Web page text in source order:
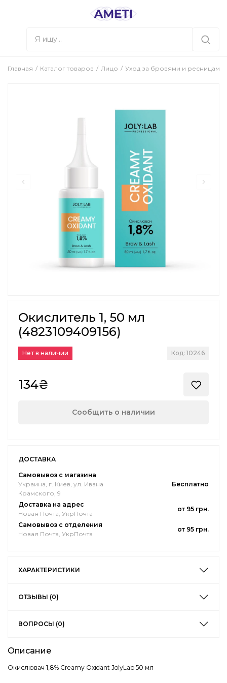
Главная Каталог товаров Лицо Уход за бровями и ресницами
Окислитель 1, 50 мл
(4823109409156)
Нет в наличии Код: 10246
134₴
Сообщить о наличии
ДОСТАВКА
Самовывоз с магазина
Украина, г. Киев, ул. Ивана
Крамского, 9
Бесплатно
Доставка на адрес
Новая Почта, УкрПочта
от 95 грн.
Самовывоз с отделения
Новая Почта, УкрПочта
от 95 грн.
ХАРАКТЕРИСТИКИ
ОТЗЫВЫ (0)
ВОПРОСЫ (0)
Описание
Окислювач 1,8% Creamy Oxidant JolyLab 50 мл